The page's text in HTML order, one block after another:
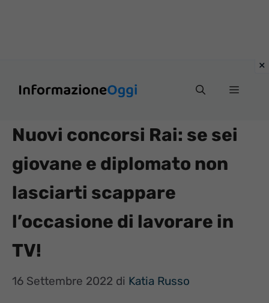
Menu
Nuovi concorsi Rai: se sei
giovane e diplomato non
lasciarti scappare
l’occasione di lavorare in
TV!
16 Settembre 2022 di Katia Russo